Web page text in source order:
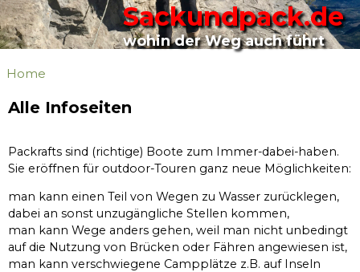
Sackundpack.de
wohin der Weg auch führt
Home
Alle Infoseiten
Packrafts sind (richtige) Boote zum Immer-dabei-haben.
Sie eröffnen für outdoor-Touren ganz neue Möglichkeiten:
man kann einen Teil von Wegen zu Wasser zurücklegen,
dabei an sonst unzugängliche Stellen kommen,
man kann Wege anders gehen, weil man nicht unbedingt
auf die Nutzung von Brücken oder Fähren angewiesen ist,
man kann verschwiegene Campplätze z.B. auf Inseln